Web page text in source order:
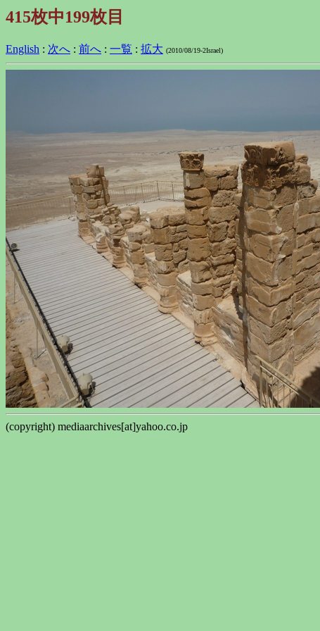
415枚中199枚目
English : 次へ : 前へ : 一覧 : 拡大 (2010/08/19-2Israel)
(copyright) mediaarchives[at]yahoo.co.jp